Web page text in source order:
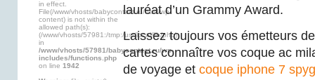
in effect.
File(/www/vhosts/babycontact.ru/html/wp-
content) is not within the
allowed path(s):
(/www/vhosts/57981:/tmp:/usr/local/lib/php)
in
/www/vhosts/57981/babycontact.ru/wp-
includes/functions.php
on line 1942
lauréat d’un Grammy Award.
Laissez toujours vos émetteurs
cartes connaître vos coque ac
de voyage et coque iphone 7